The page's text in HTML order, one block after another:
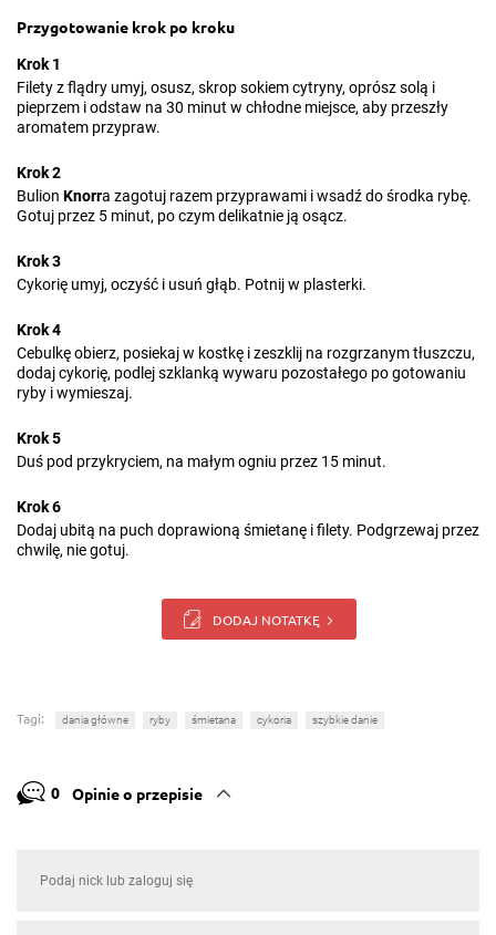
Przygotowanie krok po kroku
Krok 1
Filety z flądry umyj, osusz, skrop sokiem cytryny, oprósz solą i
pieprzem i odstaw na 30 minut w chłodne miejsce, aby przeszły
aromatem przypraw.
Krok 2
Bulion Knorra zagotuj razem przyprawami i wsadź do środka rybę.
Gotuj przez 5 minut, po czym delikatnie ją osącz.
Krok 3
Cykorię umyj, oczyść i usuń głąb. Potnij w plasterki.
Krok 4
Cebulkę obierz, posiekaj w kostkę i zeszklij na rozgrzanym tłuszczu,
dodaj cykorię, podlej szklanką wywaru pozostałego po gotowaniu
ryby i wymieszaj.
Krok 5
Duś pod przykryciem, na małym ogniu przez 15 minut.
Krok 6
Dodaj ubitą na puch doprawioną śmietanę i filety. Podgrzewaj przez
chwilę, nie gotuj.
DODAJ NOTATKĘ
Tagi: dania główne ryby śmietana cykoria szybkie danie
0 Opinie o przepisie